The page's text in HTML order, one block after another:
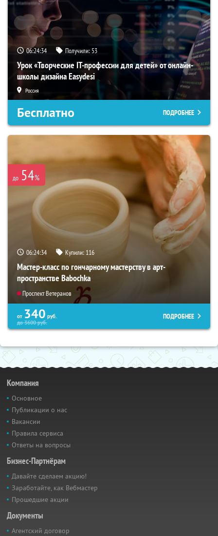
06:24:33 Получили: 53
Урок «Творческие IT-профессии для детей» от онлайн-
школы дизайна Easydesi
Россия
Бесплатно ПОДРОБНЕЕ
до 54%
06:24:33 Купили: 116
Мастер-класс по гончарному мастерству в арт-
пространстве Babochka
Проспект Ветеранов
от 340 руб.
до3600руб.
ПОДРОБНЕЕ
Компания
Основное
Публикации о нас
Вакансии
Правила сервиса
Ответы на вопросы
Бизнес-Партнёрам
Давайте сделаем акцию!
Заработайте, как Вебмастер
Прошедшие акции
Документы
Агентский договор